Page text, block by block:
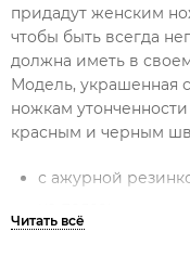
придадут женским
чтобы быть всегда
должна иметь в
Модель, украшенная
ножкам
красным и черным
с ажурной
плотные;